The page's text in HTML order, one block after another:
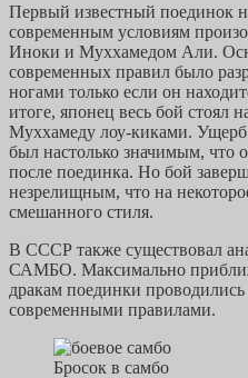
Первый известный поединок
современным условиям
Иноки и Муххамедом Али.
современных правил было
ногами только если он
итоге, японец весь бой стоял
Муххамеду лоу-киками. Ущерб
был настолько значимым, что
после поединка. Но бой
незрелищным, что на
смешанного стиля.
В СССР также существовал
САМБО. Максимально
дракам поединки
современными правилами.
Бросок в самбо